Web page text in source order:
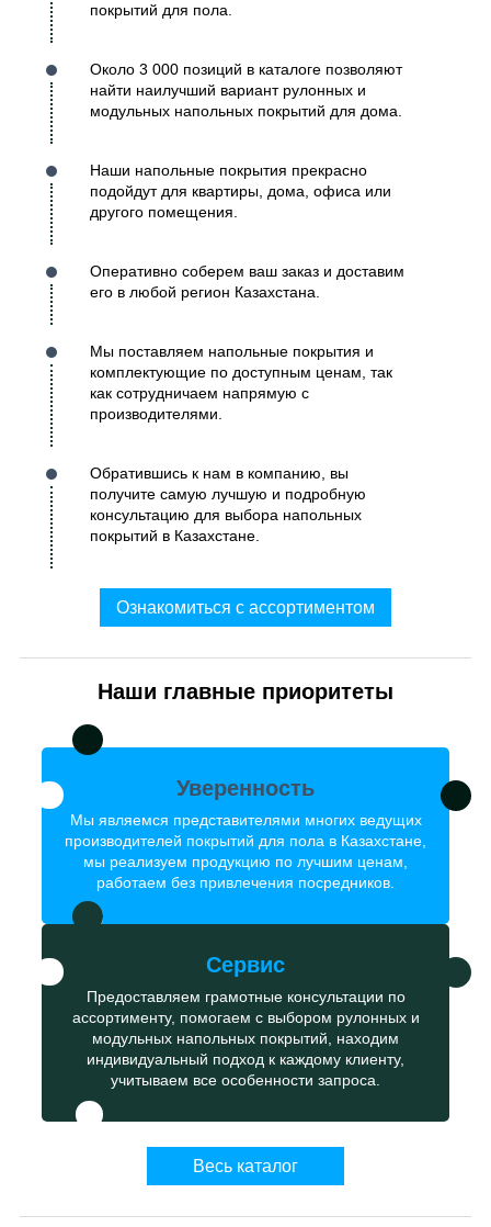
покрытий для пола.
Около 3 000 позиций в каталоге позволяют
найти наилучший вариант рулонных и
модульных напольных покрытий для дома.
Наши напольные покрытия прекрасно
подойдут для квартиры, дома, офиса или
другого помещения.
Оперативно соберем ваш заказ и доставим
его в любой регион Казахстана.
Мы поставляем напольные покрытия и
комплектующие по доступным ценам, так
как сотрудничаем напрямую с
производителями.
Обратившись к нам в компанию, вы
получите самую лучшую и подробную
консультацию для выбора напольных
покрытий в Казахстане.
Ознакомиться с ассортиментом
Наши главные приоритеты
Уверенность
Мы являемся представителями многих ведущих
производителей покрытий для пола в Казахстане,
мы реализуем продукцию по лучшим ценам,
работаем без привлечения посредников.
Сервис
Предоставляем грамотные консультации по
ассортименту, помогаем с выбором рулонных и
модульных напольных покрытий, находим
индивидуальный подход к каждому клиенту,
учитываем все особенности запроса.
Весь каталог